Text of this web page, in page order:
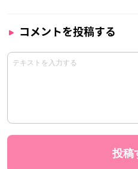
コメントを投稿する